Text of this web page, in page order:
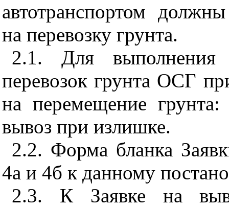
автотранспортом
на перевозку грунта.
2.1. Для выполнения
перевозок грунта ОСГ
на перемещение
вывоз при излишке.
2.2. Форма бланка
4а и 4б к данному
2.3. К Заявке на